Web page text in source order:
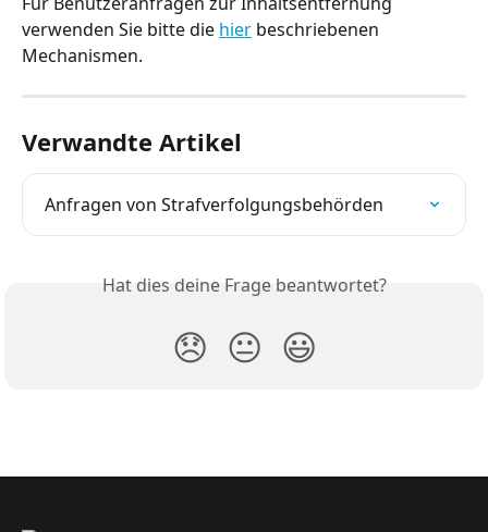
verwenden Sie bitte die hier beschriebenen
Mechanismen.
Verwandte Artikel
Anfragen von Strafverfolgungsbehörden
Hat dies deine Frage beantwortet?
😞 😐 😃